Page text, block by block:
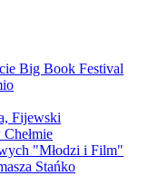
Big Book Festival
Fijewski
"Młodzi i Film"
Stańko